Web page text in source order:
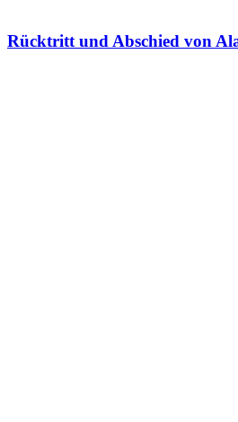
Rücktritt und Abschied von